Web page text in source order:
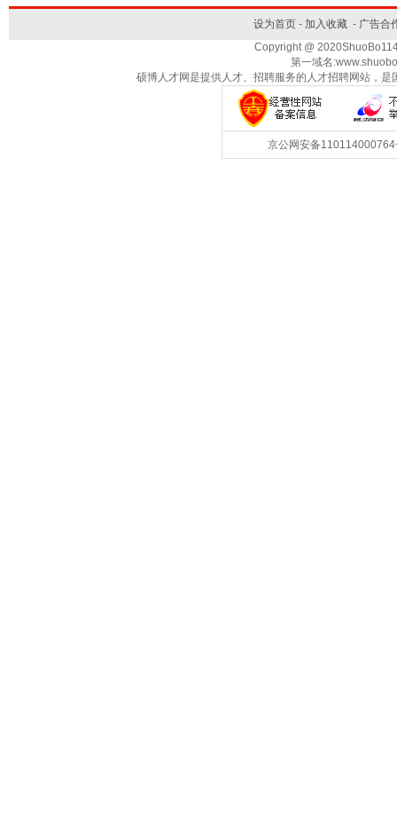
设为首页- 加入收藏- 广告合
Copyright @
第一域名
硕博人才网是提供人才、招聘服务的人才招聘网站，
京公网安备